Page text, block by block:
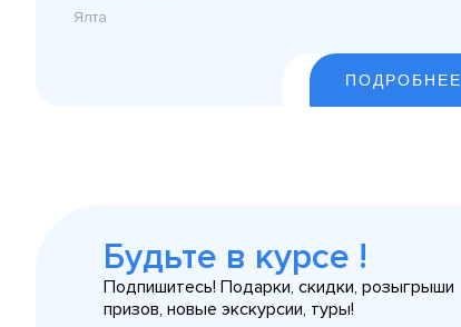
Ялта
ПОДРОБНЕЕ
Будьте в курсе !
Подпишитесь! Подарки, скидки, розыгрыши
призов, новые экскурсии, туры!